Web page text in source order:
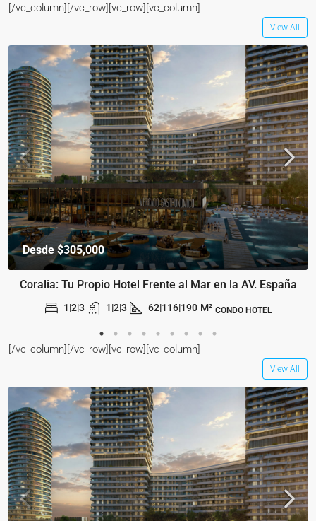
[/vc_column][/vc_row][vc_row][vc_column]
View All
Desde $305,000
Coralia: Tu Propio Hotel Frente al Mar en la AV. España
1|2|3 1|2|3 62|116|190 M² CONDO HOTEL
[/vc_column][/vc_row][vc_row][vc_column]
View All